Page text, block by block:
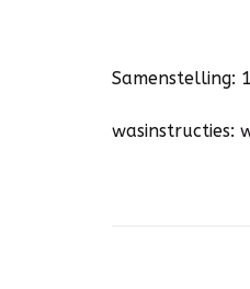
Samenstelling:
wasinstructies: